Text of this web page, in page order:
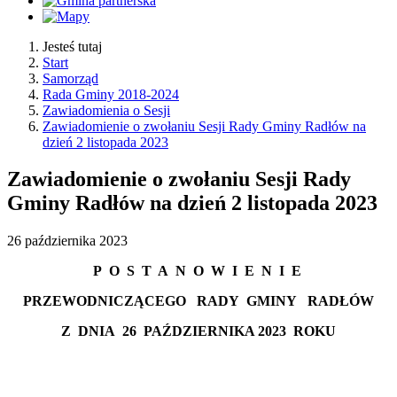
Jesteś tutaj
Start
Samorząd
Rada Gminy 2018-2024
Zawiadomienia o Sesji
Zawiadomienie o zwołaniu Sesji Rady Gminy Radłów na
dzień 2 listopada 2023
Zawiadomienie o zwołaniu Sesji Rady
Gminy Radłów na dzień 2 listopada 2023
26 października 2023
P O S T A N O W I E N I E
PRZEWODNICZĄCEGO
RADY GMINY
RADŁÓW
Z DNIA 26 PAŹDZIERNIKA 2023 ROKU